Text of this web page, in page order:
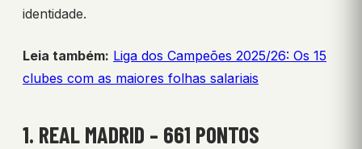
identidade.
Leia também: Liga dos Campeões 2025/26: Os 15
clubes com as maiores folhas salariais
1. REAL MADRID – 661 PONTOS